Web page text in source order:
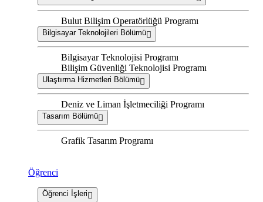
Bulut Bilişim Operatörlüğü Programı
Bilgisayar Teknolojileri Bölümü
Bilgisayar Teknolojisi Programı
Bilişim Güvenliği Teknolojisi Programı
Ulaştırma Hizmetleri Bölümü
Deniz ve Liman İşletmeciliği Programı
Tasarım Bölümü
Grafik Tasarım Programı
Öğrenci
Öğrenci İşleri